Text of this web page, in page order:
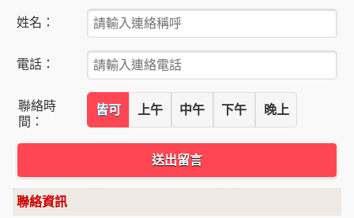
姓名：
電話：
聯絡時
間：
皆可 上午 中午 下午 晚上
送出留言
聯絡資訊